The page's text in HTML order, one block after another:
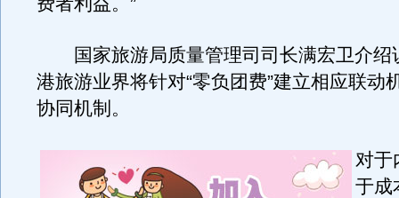
国家旅游局质量管理司司长满宏卫介绍
港旅游业界将针对“零负团费”建立相应联动
协同机制。
对于
于成